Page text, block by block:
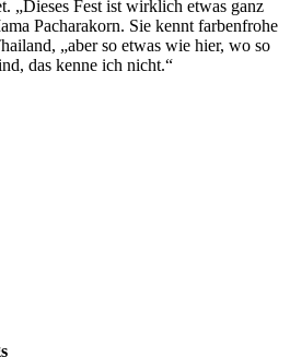
„Dieses Fest ist wirklich etwas ganz
Pacharakorn. Sie kennt farbenfrohe
„aber so etwas wie hier, wo so
das kenne ich nicht.“